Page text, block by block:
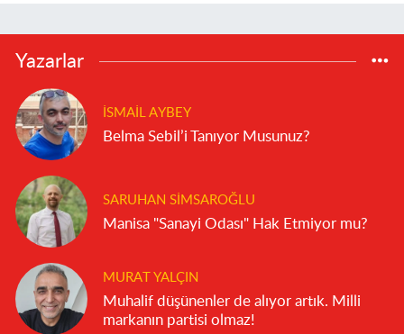
Yazarlar
İSMAIL AYBEY
Belma Sebil’i Tanıyor Musunuz?
SARUHAN SIMSAROĞLU
Manisa "Sanayi Odası" Hak Etmiyor mu?
MURAT YALÇIN
Muhalif düşünenler de alıyor artık. Milli
markanın partisi olmaz!